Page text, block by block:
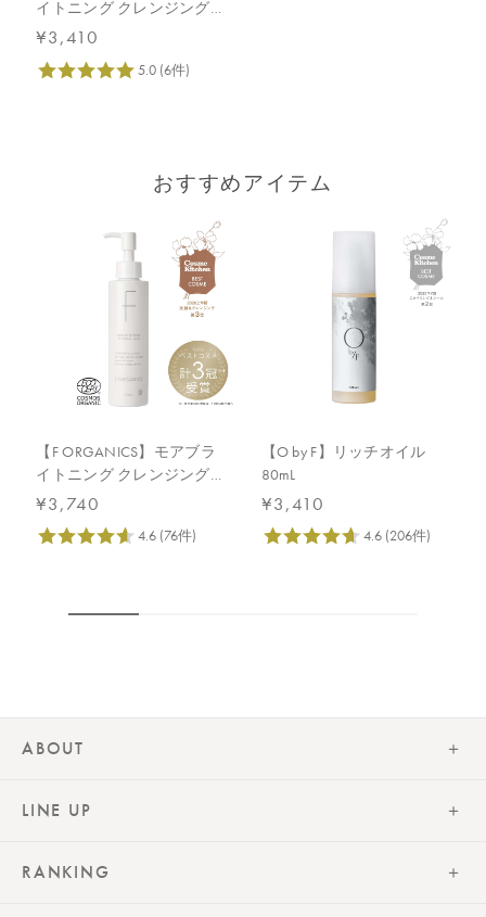
イトニング クレンジング
リキッド詰替え用140mL
¥3,410
おすすめアイテム
【F ORGANICS】モアブラ
イトニング クレンジング
リキッド
¥3,740
【O by F】リッチオイル
80mL
¥3,410
ABOUT
LINE UP
RANKING